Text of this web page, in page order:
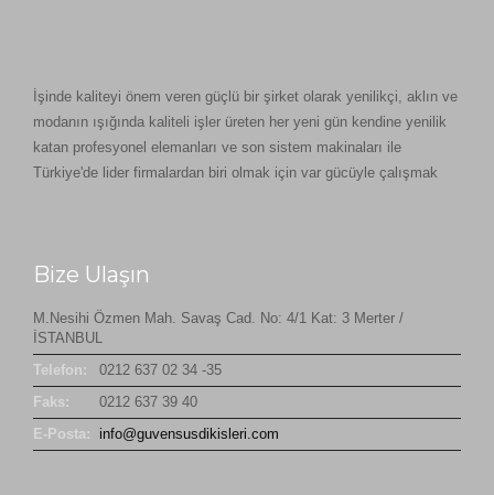
İşinde kaliteyi önem veren güçlü bir şirket olarak yenilikçi, aklın ve
modanın ışığında kaliteli işler üreten her yeni gün kendine yenilik
katan profesyonel elemanları ve son sistem makinaları ile
Türkiye'de lider firmalardan biri olmak için var gücüyle çalışmak
Bize Ulaşın
M.Nesihi Özmen Mah. Savaş Cad. No: 4/1 Kat: 3 Merter /
İSTANBUL
Telefon:
0212 637 02 34 -35
Faks:
0212 637 39 40
E-Posta:
info@guvensusdikisleri.com